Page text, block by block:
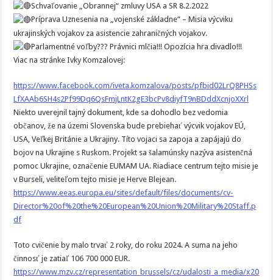
Schvaľovanie „Obrannej“ zmluvy USA a SR 8.2.2022
Príprava Uznesenia na „vojenské základne“ – Misia výcviku
ukrajinských vojakov za asistencie zahraničných vojakov.
Parlamentné voľby??? Právnici mlčia!!! Opozícia hra divadlo!!!
Viac na stránke Ivky Komzalovej:
https://www.facebook.com/iveta.komzalova/posts/pfbid02LrQ8PHSs
LfXAAb6SH4s2Pf99Dq6QsFmjLntK2gE3bcPv8diyfT9nBDddXcnjoXXrl
Niekto uverejnil tajný dokument, kde sa dohodlo bez vedomia
občanov, že na územi Slovenska bude prebiehať výcvik vojakov EÚ,
USA, Veľkej Británie a Ukrajiny. Títo vojaci sa zapoja a zapájajú do
bojov na Ukrajine s Ruskom. Projekt sa šalamúnsky nazýva asistenčná
pomoc Ukrajine, označenie EUMAM UA. Riadiace centrum tejto misie je
v Burseli, veliteľom tejto misie je Herve Blejean.
https://www.eeas.europa.eu/sites/default/files/documents/cv-
Director%20of%20the%20European%20Union%20Military%20Staff.p
df
Toto cvičenie by malo trvať 2 roky, do roku 2024. A suma na jeho
činnosť je zatiaľ 106 700 000 EUR.
https://www.mzv.cz/representation_brussels/cz/udalosti_a_media/x20